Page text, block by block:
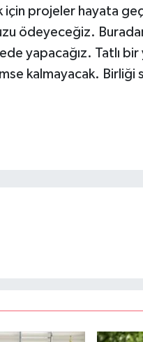
için projeler hayata
ödeyeceğiz.
yapacağız. Tatlı bir
kalmayacak. Birliği